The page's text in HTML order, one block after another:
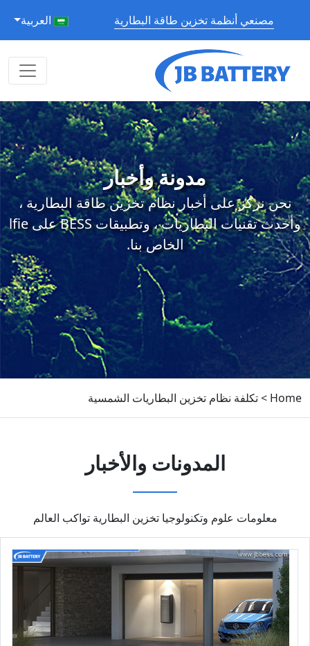
مصنعي أنظمة تخزين طاقة البطارية العربية
مدونة وأخبار
نحن نركز على أخبار نظام تخزين طاقة البطارية ،
وأحدث تقنيات البطاريات ، وتطبيقات BESS على lfie
الخاص بنا.
Home
>تكلفة نظام تخزين البطاريات الشمسية
المدونات والأخبار
معلومات علوم وتكنولوجيا تخزين البطارية تواكب العالم